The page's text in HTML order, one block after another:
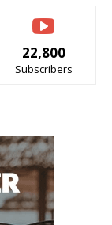
22,800
Subscribers